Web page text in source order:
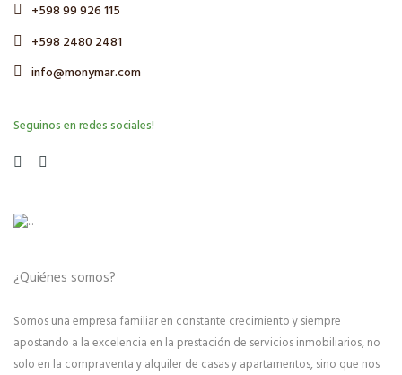
+598 99 926 115
+598 2480 2481
info@monymar.com
Seguinos en redes sociales!
¿Quiénes somos?
Somos una empresa familiar en constante crecimiento y siempre
apostando a la excelencia en la prestación de servicios inmobiliarios, no
solo en la compraventa y alquiler de casas y apartamentos, sino que nos